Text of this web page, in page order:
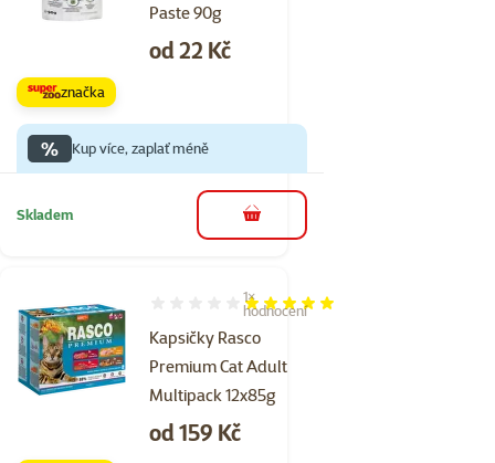
Paste 90g
Cena
od 22 Kč
značka
% Kup více, zaplať méně
Skladem do košíku
Kapsičky Rasco
Premium Cat Adult
Multipack 12x85g
Hodnocení 100%, počet hodnocení: 1
1×
hodnocení
Cena
od 159 Kč